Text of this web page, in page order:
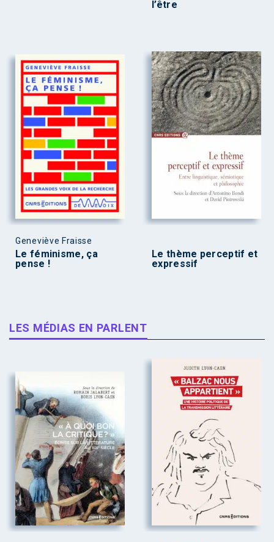
l’être
Geneviève Fraisse
Le féminisme, ça
pense !
Le thème perceptif et
expressif
LES MÉDIAS EN PARLENT